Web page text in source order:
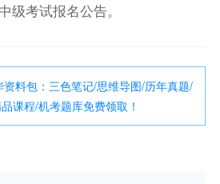
级考试报名公告。
料包：三色笔记/思维导图/历年真题/
课程/机考题库免费领取！